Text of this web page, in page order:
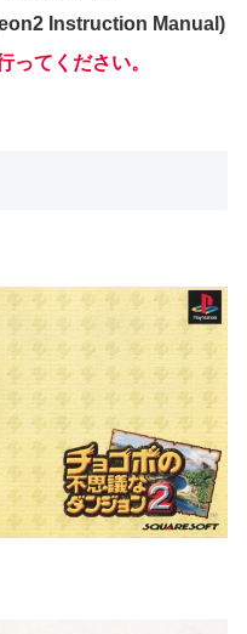
Instruction Manual)
てください。